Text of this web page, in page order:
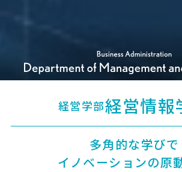
経営学部経営情報
多⾓的な学びで
イノベーションの原